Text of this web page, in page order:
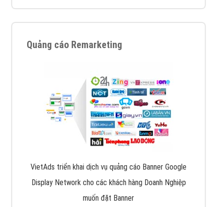
Quảng cáo Remarketing
VietAds triển khai dịch vụ quảng cáo Banner Google
Display Network cho các khách hàng Doanh Nghiệp
muốn đặt Banner